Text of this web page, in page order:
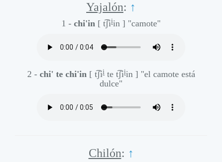
Yajalón: ↑
1 - chi'in [ t͡ʃiḭin ] "camote"
2 - chi' te chi'in [ t͡ʃiḭte t͡ʃiḭin ] "el camote está
dulce"
Chilón: ↑